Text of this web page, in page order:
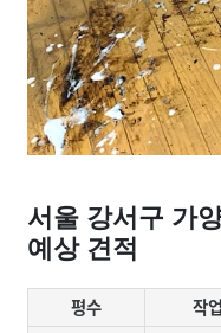
서울 강서구 가
예상 견적
평수 작